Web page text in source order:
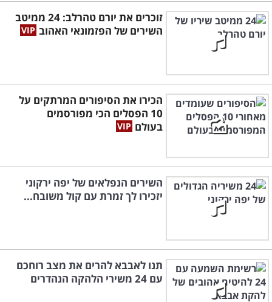
זוכרים את יורם טהרלב: 24 ממיטב
השירים של הפזמונאי האהוב
הכירו את הסיפורים המרתקים על
10 הפסלים הכי מפורסמים
בעולם
השירים הנפלאים של יפה ירקוני
יזכירו לך זמרת עם קול משובח...
תנו לאבבא להרים את מצב רוחכם
עם 24 משירי הלהקה הנהדרים